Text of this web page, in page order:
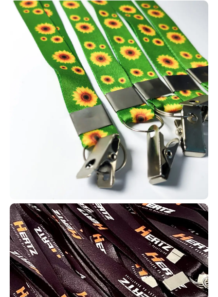
cartões RFID e credenciais, eles divulgam sua marca com
impressão contínua de logotipo e cores institucionais. Possuem
excelente acabamento, conforto e durabilidade, sendo ideais para
empresas, eventos, feiras, escolas, hospitais e indústrias. Com
eles, sua equipe fica padronizada e sua marca ganha mais
visibilidade.